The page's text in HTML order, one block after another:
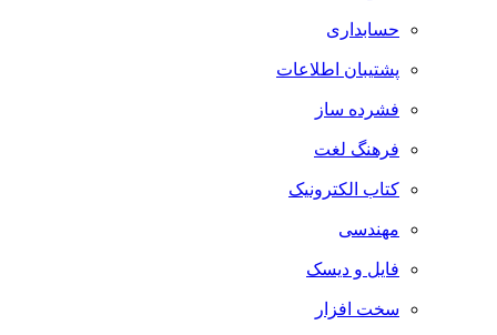
حسابداری
پشتیبان اطلاعات
فشرده ساز
فرهنگ لغت
کتاب الکترونیک
مهندسی
فایل و دیسک
سخت افزار